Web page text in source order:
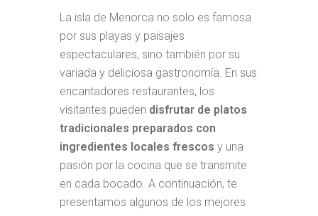
La isla de Menorca no solo es famosa
por sus playas y paisajes
espectaculares, sino también por su
variada y deliciosa gastronomía. En sus
encantadores restaurantes, los
visitantes pueden disfrutar de platos
tradicionales preparados con
ingredientes locales frescos y una
pasión por la cocina que se transmite
en cada bocado. A continuación, te
presentamos algunos de los mejores